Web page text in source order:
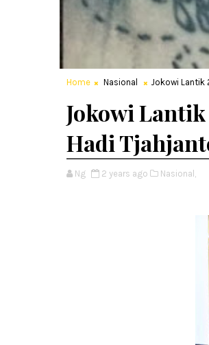
Home Nasional Jokowi Lantik
Jokowi
Hadi
Ng 2 years ago Nasional,